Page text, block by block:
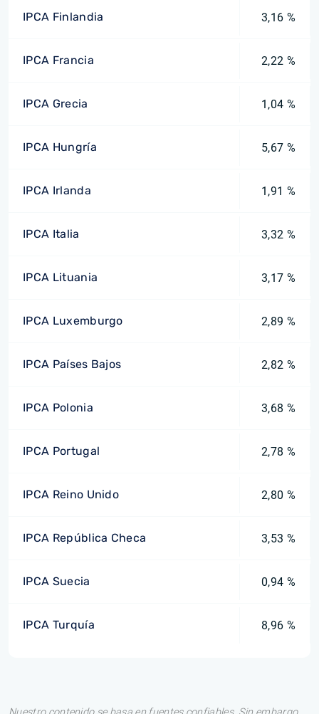
IPCA Finlandia 3,16 %
IPCA Francia 2,22 %
IPCA Grecia 1,04 %
IPCA Hungría 5,67 %
IPCA Irlanda 1,91 %
IPCA Italia 3,32 %
IPCA Lituania 3,17 %
IPCA Luxemburgo 2,89 %
IPCA Países Bajos 2,82 %
IPCA Polonia 3,68 %
IPCA Portugal 2,78 %
IPCA Reino Unido 2,80 %
IPCA República Checa 3,53 %
IPCA Suecia 0,94 %
IPCA Turquía 8,96 %